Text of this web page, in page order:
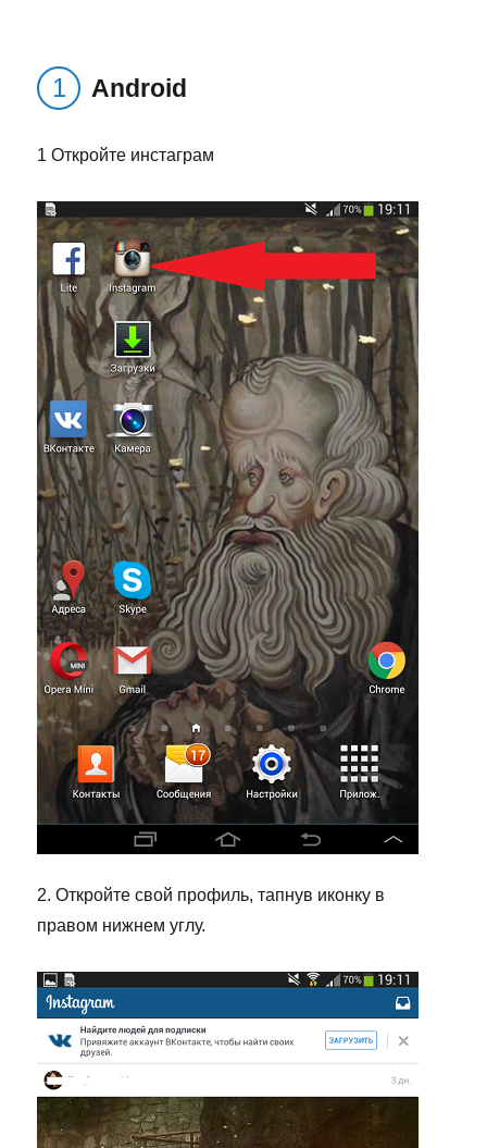
Android
1 Откройте инстаграм
2. Откройте свой профиль, тапнув иконку в
правом нижнем углу.